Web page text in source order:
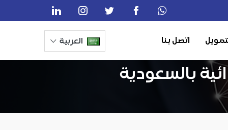
اتصل بنا العربية
بالسعودية